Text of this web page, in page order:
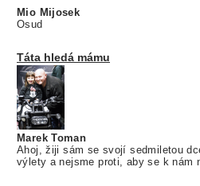
Mio Mijosek
Osud
Táta hledá mámu
Marek Toman
Ahoj, žiji sám se svojí sedmiletou
výlety a nejsme proti, aby se k nám